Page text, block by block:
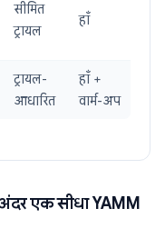
सीमित
ट्रायल
हाँ
ट्रायल-
आधारित
हाँ +
वार्म-अप
एक सीधा YAMM